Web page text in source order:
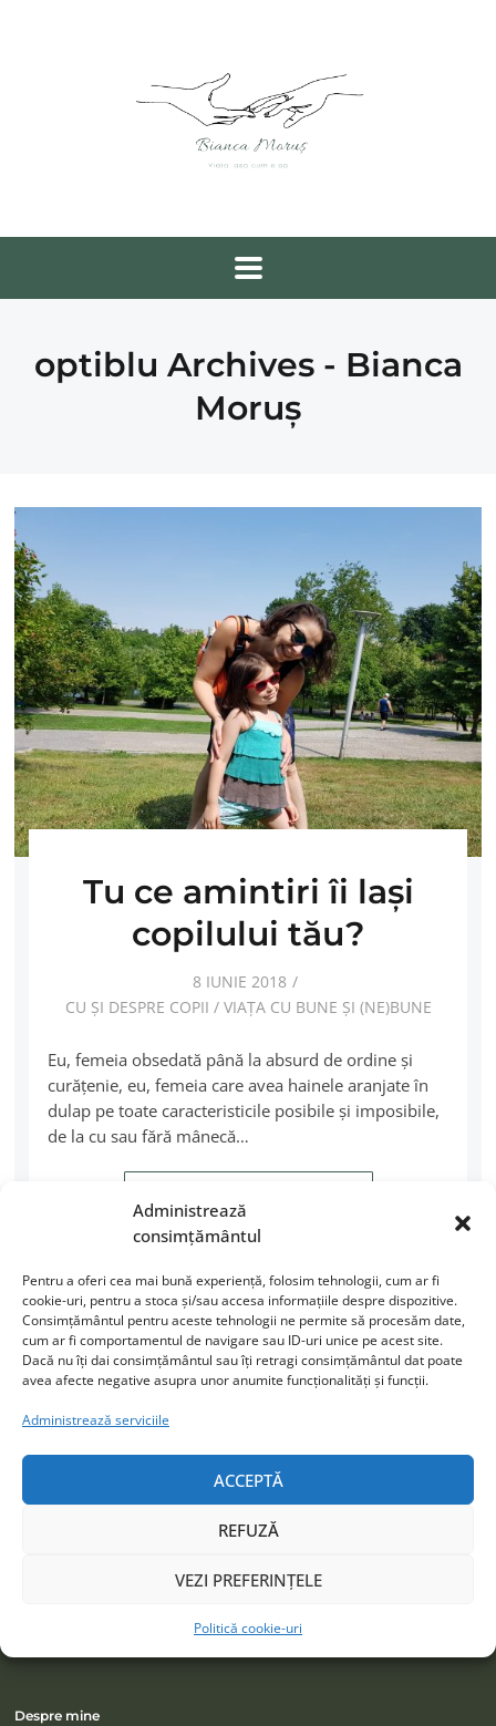
Administrează
consimțământul
Pentru a oferi cea mai bună experiență, folosim tehnologii, cum ar fi
cookie-uri, pentru a stoca și/sau accesa informațiile despre dispozitive.
Consimțământul pentru aceste tehnologii ne permite să procesăm date,
cum ar fi comportamentul de navigare sau ID-uri unice pe acest site.
Dacă nu îți dai consimțământul sau îți retragi consimțământul dat poate
avea afecte negative asupra unor anumite funcționalități și funcții.
Administrează serviciile
ACCEPTĂ
REFUZĂ
VEZI PREFERINȚELE
Politică cookie-uri
optiblu Archives - Bianca
Moruș
Tu ce amintiri îi lași
copilului tău?
8 IUNIE 2018
CU ȘI DESPRE COPII / VIAȚA CU BUNE ȘI (NE)BUNE
Eu, femeia obsedată până la absurd de ordine și
curățenie, eu, femeia care avea hainele aranjate în
dulap pe toate caracteristicile posibile și imposibile,
de la cu sau fără mânecă…
Facebook Instagram
Despre mine